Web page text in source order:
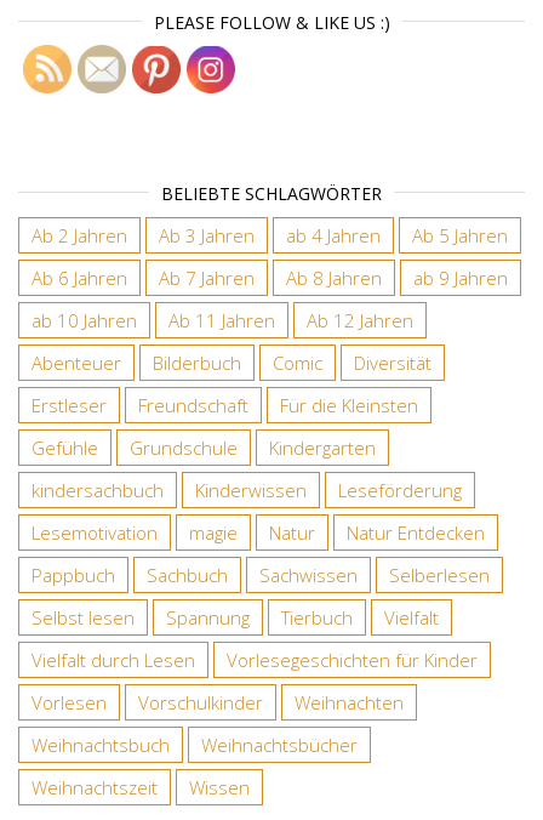
PLEASE FOLLOW & LIKE US :)
BELIEBTE SCHLAGWÖRTER
Ab 2 Jahren Ab 3 Jahren ab 4 Jahren
Ab 5 Jahren
Ab 6 Jahren
Ab 7 Jahren Ab 8 Jahren
ab 9 Jahren
ab 10 Jahren
Ab 11 Jahren
Ab 12 Jahren
Abenteuer
Bilderbuch Comic
Diversität
Erstleser
Freundschaft
Für die Kleinsten
Gefühle
Grundschule
Kindergarten
kindersachbuch
Kinderwissen
Leseförderung
Lesemotivation
magie Natur
Natur Entdecken
Pappbuch
Sachbuch Sachwissen
Selberlesen
Selbst lesen
Spannung Tierbuch
Vielfalt
Vielfalt durch Lesen
Vorlesegeschichten für Kinder
Vorlesen
Vorschulkinder
Weihnachten
Weihnachtsbuch
Weihnachtsbücher
Weihnachtszeit
Wissen